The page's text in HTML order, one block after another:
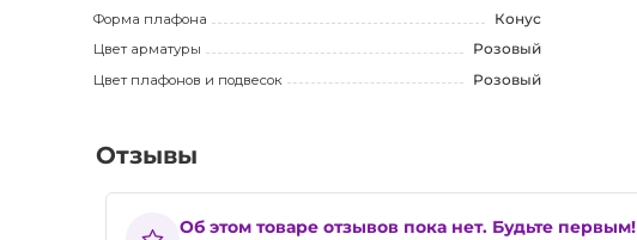
Форма плафона
Конус
Цвет арматуры
Розовый
Цвет плафонов и подвесок
Розовый
Отзывы
Об этом товаре отзывов пока нет. Будьте первым!